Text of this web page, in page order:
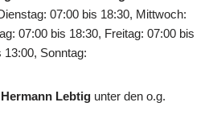
07:00 bis 18:30, Mittwoch:
07:00 bis 18:30, Freitag: 07:00 bis
Sonntag:
Hermann Lebtig unter den o.g.